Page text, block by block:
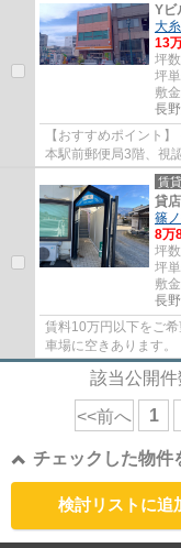
Yビ
大
13
坪
坪
敷
長
【おすすめポイント】 ✔ JR松本駅徒歩6分の好立地でアクセス良好 ✔ 松
本駅前郵便局3階、視
る空間で店舗・事務
賃
貸
篠
8万
坪
坪
敷
長
賃料10万円以下をご
車場に空きあります。
該当公開件
<<前へ 1
チェックした物件
検討リストに追